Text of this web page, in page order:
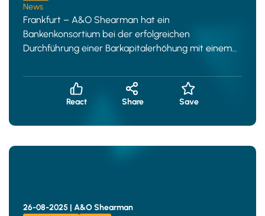
News
Frankfurt – A&O Shearman hat ein
Bankenkonsortium bei der erfolgreichen
Durchführung einer Barkapitalerhöhung mit einem
React Share Save
26-08-2025 | A&O Shearman